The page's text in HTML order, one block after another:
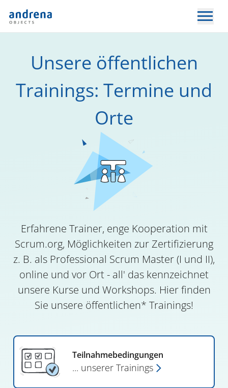
Unsere öffentlichen
Trainings: Termine und
Orte
Erfahrene Trainer, enge Kooperation mit
Scrum.org, Möglichkeiten zur Zertifizierung
z. B. als Professional Scrum Master (I und II),
online und vor Ort - all' das kennzeichnet
unsere Kurse und Workshops. Hier finden
Sie unsere öffentlichen* Trainings!
Teilnahmebedingungen
... unserer Trainings